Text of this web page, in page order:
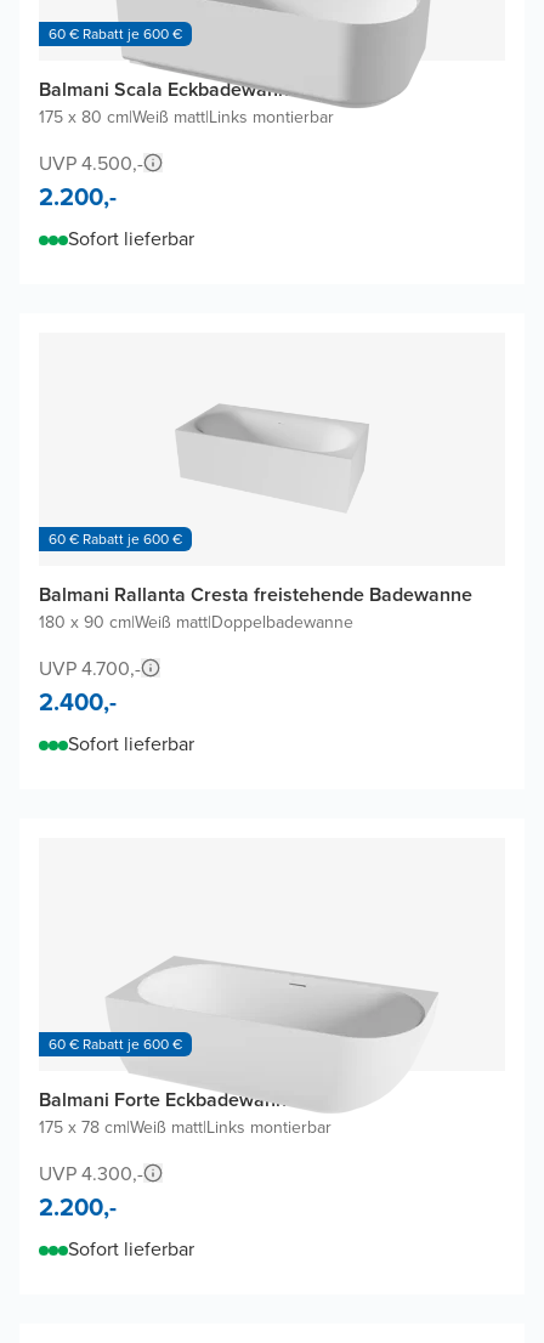
60 € Rabatt je 600 €
Balmani Scala Eckbadewanne
175 x 80 cm|Weiß matt|Links montierbar
UVP 4.500,-
2.200,-
Sofort lieferbar
60 € Rabatt je 600 €
Balmani Rallanta Cresta freistehende Badewanne
180 x 90 cm|Weiß matt|Doppelbadewanne
UVP 4.700,-
2.400,-
Sofort lieferbar
60 € Rabatt je 600 €
Balmani Forte Eckbadewanne
175 x 78 cm|Weiß matt|Links montierbar
UVP 4.300,-
2.200,-
Sofort lieferbar